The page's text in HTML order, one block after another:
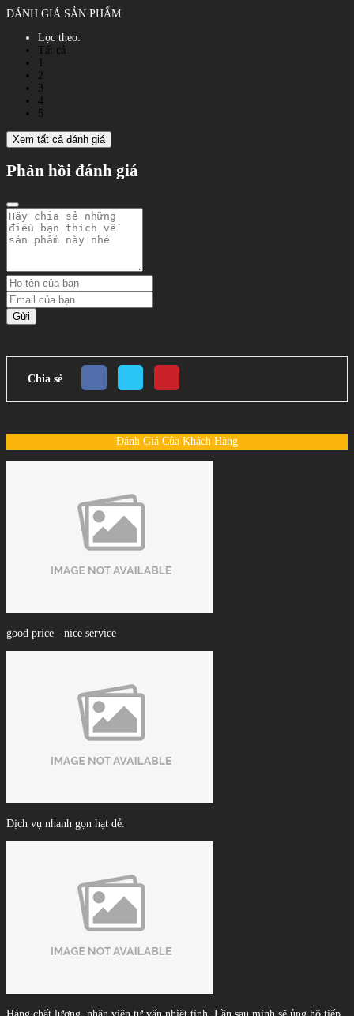
ĐÁNH GIÁ SẢN PHẨM
Lọc theo:
Tất cả
2
3
4
5
Xem tất cả đánh giá
Phản hồi đánh giá
Gửi
Chia sẻ
Đánh Giá Của Khách Hàng
good price - nice service
Dịch vụ nhanh gọn hạt dẻ.